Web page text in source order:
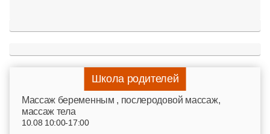
Школа родителей
Mассаж беременным , послеродовой массаж,
массаж тела
10.08 10:00-17:00